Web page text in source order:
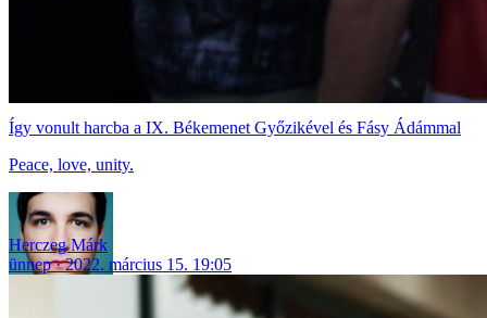
Így vonult harcba a IX. Békemenet Győzikével és Fásy Ádámmal
Peace, love, unity.
Herczeg Márk
ünnep
2022. március 15. 19:05